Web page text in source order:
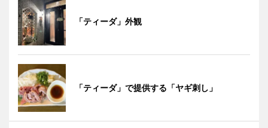
「ティーダ」外観
「ティーダ」で提供する「ヤギ刺し」